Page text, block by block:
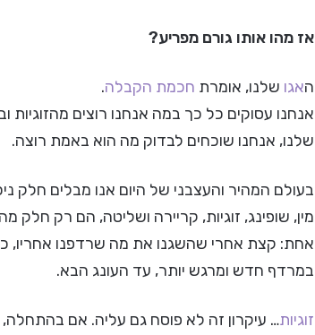
אז מהו אותו גורם מפריע?
האגו שלנו, אומרת חכמת הקבלה.
אנחנו עסוקים כל כך במה אנחנו רוצים
שלנו, אנחנו שוכחים לבדוק מה הוא באמת רוצה.
בעולם המהיר והעצבני של היום אנו מבלים חלק
מין, שופינג, זוגיות, קריירה ושליטה, הם רק חלק
אחת: קצת אחרי שהשגנו את מה שרדפנו אחריו,
במרדף חדש ומרגש יותר, עד העונג הבא.
זוגיות… עיקרון זה לא פוסח גם עליה. אם בהתחלה,